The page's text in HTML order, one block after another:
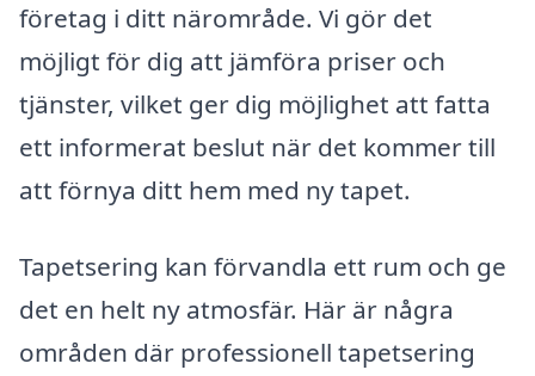
företag i ditt närområde. Vi gör det
möjligt för dig att jämföra priser och
tjänster, vilket ger dig möjlighet att fatta
ett informerat beslut när det kommer till
att förnya ditt hem med ny tapet.
Tapetsering kan förvandla ett rum och ge
det en helt ny atmosfär. Här är några
områden där professionell tapetsering